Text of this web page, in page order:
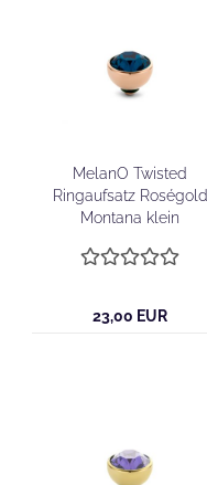
MelanO Twisted
Ringaufsatz Roségold
Montana klein
23,00 EUR